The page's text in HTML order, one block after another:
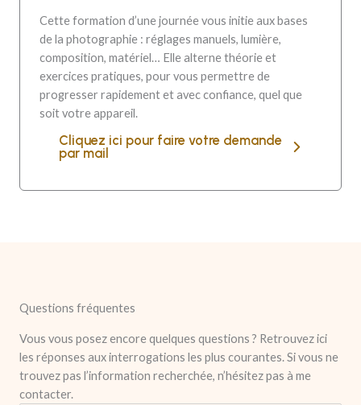
Cette formation d’une journée vous initie aux bases
de la photographie : réglages manuels, lumière,
composition, matériel… Elle alterne théorie et
exercices pratiques, pour vous permettre de
progresser rapidement et avec confiance, quel que
soit votre appareil.
Cliquez ici pour faire votre demande
par mail
Questions fréquentes
Vous vous posez encore quelques questions ? Retrouvez ici
les réponses aux interrogations les plus courantes. Si vous ne
trouvez pas l’information recherchée, n’hésitez pas à me
contacter.